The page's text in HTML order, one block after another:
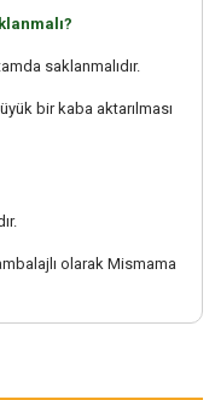
saklanmalıdır.
bir kaba aktarılması
olarak Mismama